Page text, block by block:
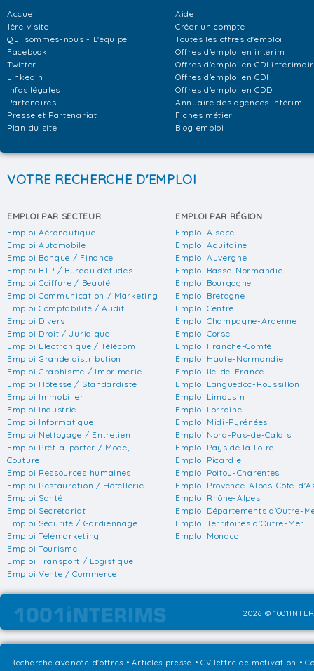
Accueil
1ère visite
Qui sommes-nous - L'équipe
Facebook
Twitter
Linkedin
Infos légales
Partenaires
Presse et Partenariat
Plan du site
Aide
Créer un compte
Toutes les offres d'emploi
Offres d'emploi en intérim
Offres d'emploi en CDI
Offres d'emploi en CDI
Offres d'emploi en CDD
Annuaire des agences intérim
Fiches métier
Blog emploi
VOTRE RECHERCHE D'EMPLOI
EMPLOI PAR SECTEUR
Emploi Aéronautique
Emploi Automobile
Emploi Banque / Finance
Emploi BTP / Bureau d'études
Emploi Coiffure / Beauté
Emploi Communication / Marketing
Emploi Comptabilité / Audit
Emploi Divers
Emploi Droit / Juridique
Emploi Electronique / Télécom
Emploi Grande distribution
Emploi Graphisme / Imprimerie
Emploi Hôtesse / Standardiste
Emploi Immobilier
Emploi Industrie
Emploi Informatique
Emploi Nettoyage / Entretien
Emploi Prêt-à-porter / Mode,
Couture
Emploi Ressources humaines
Emploi Restauration / Hôtellerie
Emploi Santé
Emploi Secrétariat
Emploi Sécurité / Gardiennage
Emploi Télémarketing
Emploi Tourisme
Emploi Transport / Logistique
Emploi Vente / Commerce
EMPLOI PAR RÉGION
Emploi Alsace
Emploi Aquitaine
Emploi Auvergne
Emploi Basse-Normandie
Emploi Bourgogne
Emploi Bretagne
Emploi Centre
Emploi Champagne-Ardenne
Emploi Corse
Emploi Franche-Comté
Emploi Haute-Normandie
Emploi Ile-de-France
Emploi Languedoc-Roussillon
Emploi Limousin
Emploi Lorraine
Emploi Midi-Pyrénées
Emploi Nord-Pas-de-Calais
Emploi Pays de la Loire
Emploi Picardie
Emploi Poitou-Charentes
Emploi Provence-Alpes-Côte-
Emploi Rhône-Alpes
Emploi Départements d'Outre-
Emploi Territoires d'Outre-Mer
Emploi Monaco
2026 ©
Recherche avancée d'offres •Articles presse • CV lettre de motivation •